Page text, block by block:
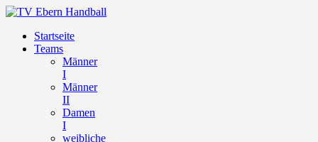
Startseite
Teams
Männer
I
Männer
II
Damen
I
weibliche